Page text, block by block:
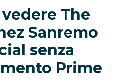
The
Sanremo
senza
Prime